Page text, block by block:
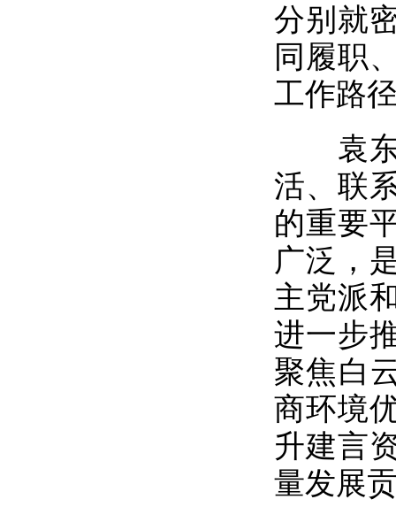
分别就
同履职
工作路
袁东
活、联
的重要
广泛，
主党派
进一步
聚焦白
商环境
升建言
量发展